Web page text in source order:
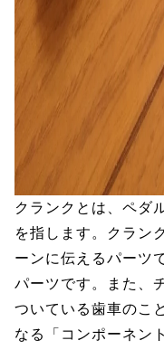
クランクとは、ペダ
を指します。クラン
ーンに伝えるパーツ
パーツです。また、
ついている歯車のこ
なる「コンポーネン